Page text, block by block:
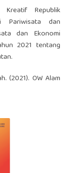
Kreatif Republik
Pariwisata dan
dan Ekonomi
2021 tentang
(2021). OW Alam